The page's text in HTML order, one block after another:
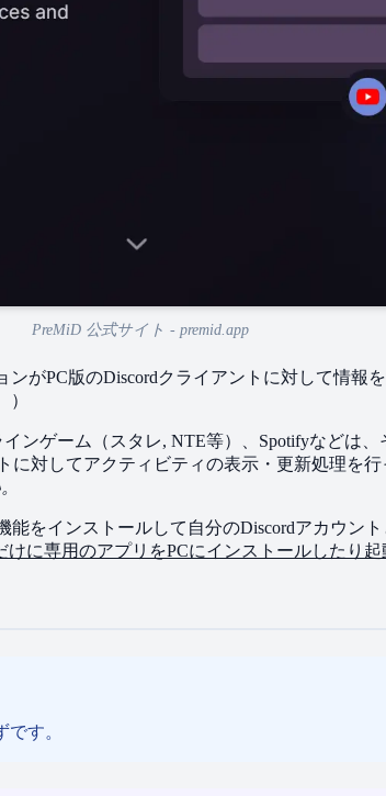
PreMiD 公式サイト - premid.app
が​PC版の​Discordクライアントに​対して​情報
ンゲーム​（スタレ, NTE等）、​Spotifyなどは
対して​アクティビティの​表示・更新処理を​行
を​インストールして​自分の​Discordアカウン
けに​専用の​アプリを​PCに​インストールしたり​
す。